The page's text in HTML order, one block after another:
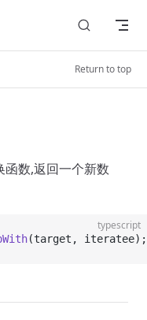
Return to top
数,返回一个新数
typescript
(target, iteratee);